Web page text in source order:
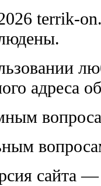
terrik-
адреса
сайта —